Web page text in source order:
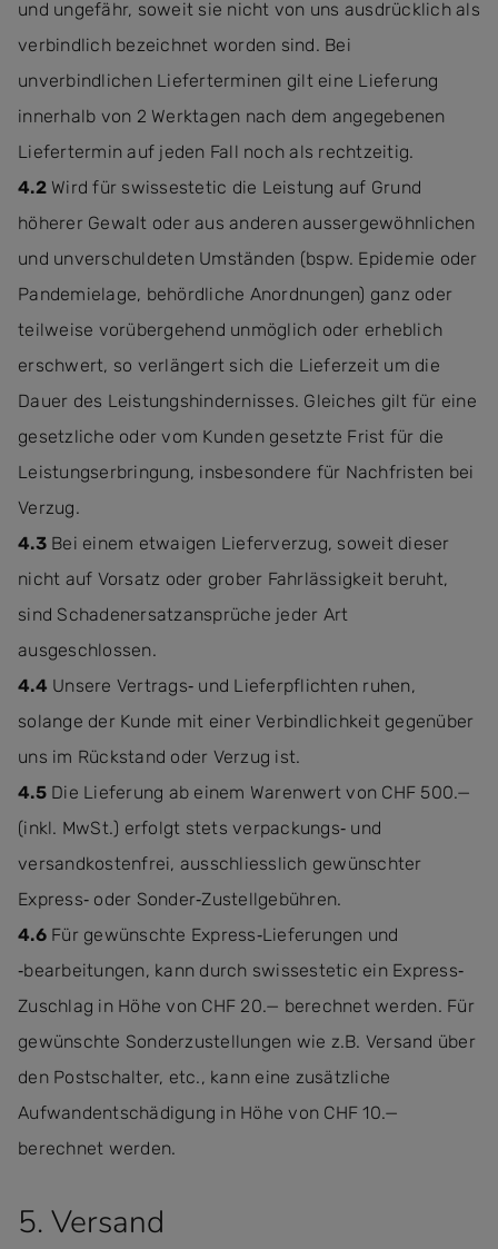
und ungefähr, soweit sie nicht von uns ausdrücklich als
verbindlich bezeichnet worden sind. Bei
unverbindlichen Lieferterminen gilt eine Lieferung
innerhalb von 2 Werktagen nach dem angegebenen
Liefertermin auf jeden Fall noch als rechtzeitig.
4.2Wird für swissestetic die Leistung auf Grund
höherer Gewalt oder aus anderen aussergewöhnlichen
und unverschuldeten Umständen (bspw. Epidemie oder
Pandemielage, behördliche Anordnungen) ganz oder
teilweise vorübergehend unmöglich oder erheblich
erschwert, so verlängert sich die Lieferzeit um die
Dauer des Leistungshindernisses. Gleiches gilt für eine
gesetzliche oder vom Kunden gesetzte Frist für die
Leistungserbringung, insbesondere für Nachfristen bei
Verzug.
4.3Bei einem etwaigen Lieferverzug, soweit dieser
nicht auf Vorsatz oder grober Fahrlässigkeit beruht,
sind Schadenersatzansprüche jeder Art
ausgeschlossen.
4.4 Unsere Vertrags‐ und Lieferpflichten ruhen,
solange der Kunde mit einer Verbindlichkeit gegenüber
uns im Rückstand oder Verzug ist.
4.5Die Lieferung ab einem Warenwert von CHF 500.—
(inkl. MwSt.) erfolgt stets verpackungs‐ und
versandkostenfrei, ausschliesslich gewünschter
Express‐ oder Sonder‐Zustellgebühren.
4.6Für gewünschte Express‐Lieferungen und
‐bearbeitungen, kann durch swissestetic ein Express‐
Zuschlag in Höhe von CHF 20.— berechnet werden. Für
gewünschte Sonderzustellungen wie z.B. Versand über
den Postschalter, etc., kann eine zusätzliche
Aufwandentschädigung in Höhe von CHF 10.—
berechnet werden.
5. Versand